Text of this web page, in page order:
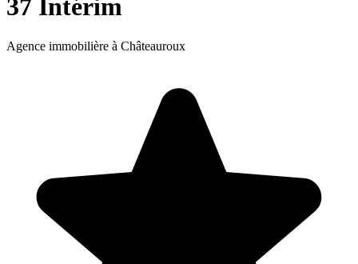
37 Intérim
Agence immobilière à Châteauroux